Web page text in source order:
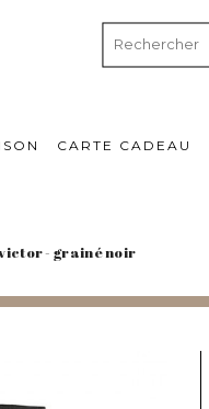
CARTE CADEAU
- grainé noir